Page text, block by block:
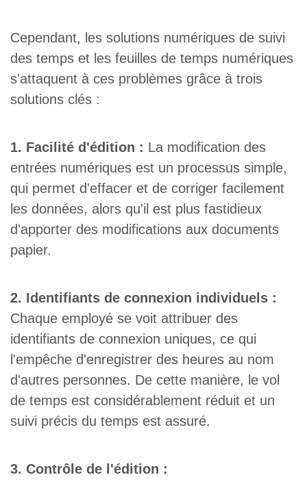
Cependant, les solutions numériques de suivi
des temps et les feuilles de temps numériques
s'attaquent à ces problèmes grâce à trois
solutions clés :
1. Facilité d'édition : La modification des
entrées numériques est un processus simple,
qui permet d'effacer et de corriger facilement
les données, alors qu'il est plus fastidieux
d'apporter des modifications aux documents
papier.
2. Identifiants de connexion individuels :
Chaque employé se voit attribuer des
identifiants de connexion uniques, ce qui
l'empêche d'enregistrer des heures au nom
d'autres personnes. De cette manière, le vol
de temps est considérablement réduit et un
suivi précis du temps est assuré.
3. Contrôle de l'édition :